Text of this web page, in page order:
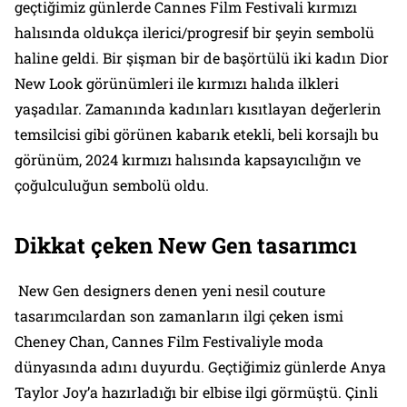
geçtiğimiz günlerde Cannes Film Festivali kırmızı
halısında oldukça ilerici/progresif bir şeyin sembolü
haline geldi. Bir şişman bir de başörtülü iki kadın Dior
New Look görünümleri ile kırmızı halıda ilkleri
yaşadılar. Zamanında kadınları kısıtlayan değerlerin
temsilcisi gibi görünen kabarık etekli, beli korsajlı bu
görünüm, 2024 kırmızı halısında kapsayıcılığın ve
çoğulculuğun sembolü oldu.
Dikkat çeken New Gen tasarımcı
New Gen designers denen yeni nesil couture
tasarımcılardan son zamanların ilgi çeken ismi
Cheney Chan, Cannes Film Festivaliyle moda
dünyasında adını duyurdu. Geçtiğimiz günlerde Anya
Taylor Joy’a hazırladığı bir elbise ilgi görmüştü. Çinli